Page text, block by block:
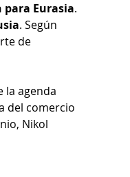
Eurasia.
. Según
de
la agenda
del comercio
Nikol